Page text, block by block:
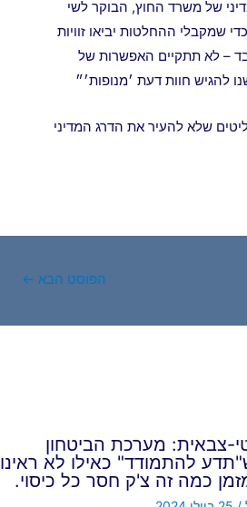
של משרד החוץ, הבוקר לשי
שמקבלי ההחלטות יביאו זוויות
– לא תתקיים האפשרות של
להגיש חוות דעת ׳מנופות׳״
שלא להעיר את הדרג המדיני
הפוסט הבא ←
צבאית: מערכת הביטחון
להתמודד" כאילו לא ראינו
כמה זה צ'ק חסר כל כיסוי.